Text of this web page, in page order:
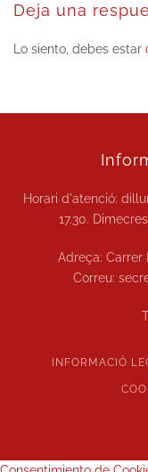
Deja una
Lo siento, debes estar
Horari d'atenció:
17.30.
Adreça: Carrer
Correu:
INFORMACIÓ